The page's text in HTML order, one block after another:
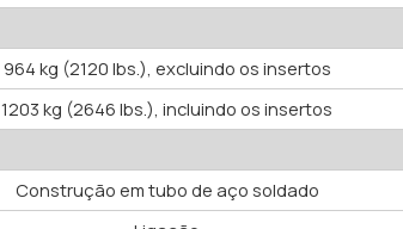
964 kg (2120 lbs.), excluindo os insertos
1203 kg (2646 lbs.), incluindo os insertos
Construção em tubo de aço soldado